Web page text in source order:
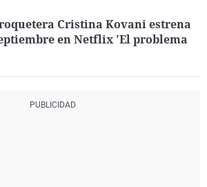
Cristina Kovani estrena
en Netflix 'El problema